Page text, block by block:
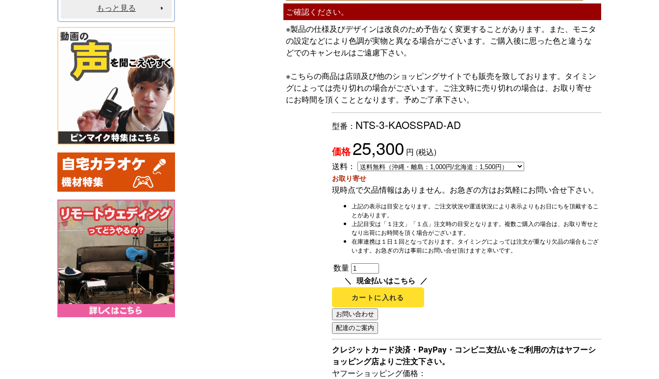
ご確認ください。
※製品の仕様及びデザインは改良のため予告なく変更することがあります。また、モニタ
の設定などにより色調が実物と異なる場合がございます。ご購入後に思った色と違うな
どでのキャンセルはご遠慮下さい。
※こちらの商品は店頭及び他のショッピングサイトでも販売を致しております。タイミン
グによっては売り切れの場合がございます。ご注文時に売り切れの場合は、お取り寄せ
にお時間を頂くこととなります。予めご了承下さい。
型番： NTS-3-KAOSSPAD-AD
価格 25,300 円 (税込)
送料：
お取り寄せ
現時点で欠品情報はありません。お急ぎの方はお気軽にお問い合せ下さい。
上記の表示は目安となります。ご注文状況や運送状況により表示よりもお日にちを頂戴するこ
とがあります。
上記目安は「１注文」「１点」注文時の目安となります。複数ご購入の場合は、お取り寄せと
なり出荷にお時間を頂く場合がございます。
在庫連携は１日１回となっております。タイミングによっては注文が重なり欠品の場合もござ
います。お急ぎの方は事前にお問い合せ頂けますと幸いです。
数量
現金払いはこちら
カートに入れる
クレジットカード決済・PayPay・コンビニ支払いをご利用の方はヤフーシ
ョッピング店よりご注文下さい。
ヤフーショッピング価格：
もっと見る